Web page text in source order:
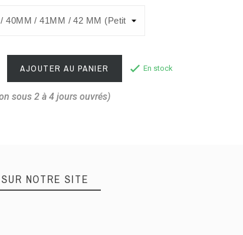
AJOUTER AU PANIER En stock
sous 2 à 4 jours ouvrés)
NOTRE SITE